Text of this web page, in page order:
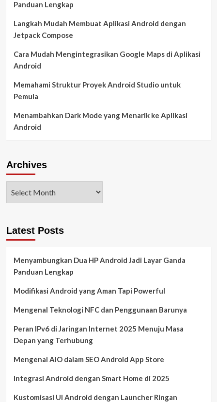
Panduan Lengkap
Langkah Mudah Membuat Aplikasi Android dengan
Jetpack Compose
Cara Mudah Mengintegrasikan Google Maps di Aplikasi
Android
Memahami Struktur Proyek Android Studio untuk
Pemula
Menambahkan Dark Mode yang Menarik ke Aplikasi
Android
Archives
Latest Posts
Menyambungkan Dua HP Android Jadi Layar Ganda
Panduan Lengkap
Modifikasi Android yang Aman Tapi Powerful
Mengenal Teknologi NFC dan Penggunaan Barunya
Peran IPv6 di Jaringan Internet 2025 Menuju Masa
Depan yang Terhubung
Mengenal AIO dalam SEO Android App Store
Integrasi Android dengan Smart Home di 2025
Kustomisasi UI Android dengan Launcher Ringan